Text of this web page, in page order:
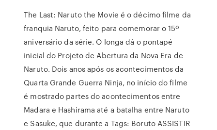
The Last: Naruto the Movie é o décimo filme da
franquia Naruto, feito para comemorar o 15º
aniversário da série. O longa dá o pontapé
inicial do Projeto de Abertura da Nova Era de
Naruto. Dois anos após os acontecimentos da
Quarta Grande Guerra Ninja, no início do filme
é mostrado partes do acontecimentos entre
Madara e Hashirama até a batalha entre Naruto
e Sasuke, que durante a Tags: Boruto ASSISTIR